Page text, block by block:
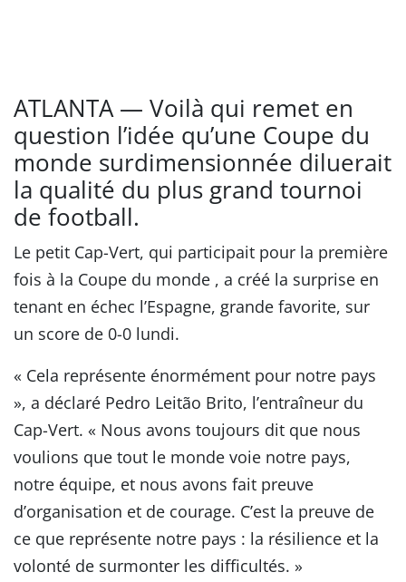
ATLANTA — Voilà qui remet en
question l’idée qu’une Coupe du
monde surdimensionnée diluerait
la qualité du plus grand tournoi
de football.
Le petit Cap-Vert, qui participait pour la première
fois à la Coupe du monde , a créé la surprise en
tenant en échec l’Espagne, grande favorite, sur
un score de 0-0 lundi.
« Cela représente énormément pour notre pays
», a déclaré Pedro Leitão Brito, l’entraîneur du
Cap-Vert. « Nous avons toujours dit que nous
voulions que tout le monde voie notre pays,
notre équipe, et nous avons fait preuve
d’organisation et de courage. C’est la preuve de
ce que représente notre pays : la résilience et la
volonté de surmonter les difficultés. »